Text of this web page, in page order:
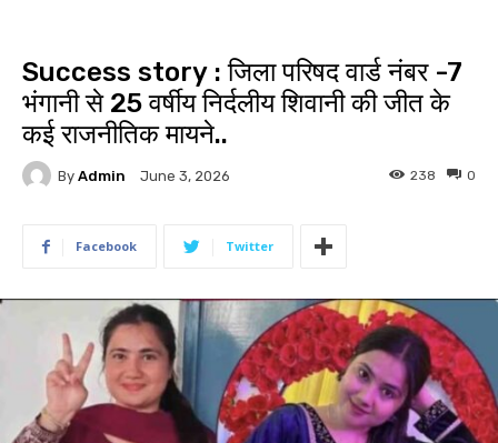
Success story : जिला परिषद वार्ड नंबर -7
भंगानी से 25 वर्षीय निर्दलीय शिवानी की जीत के
कई राजनीतिक मायने..
By Admin June 3, 2026 0
238
Facebook Twitter